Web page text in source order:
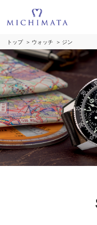
トップ ウォッチ ジン